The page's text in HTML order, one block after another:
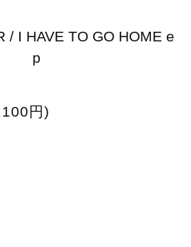
/ I HAVE TO GO HOME e
p
円)